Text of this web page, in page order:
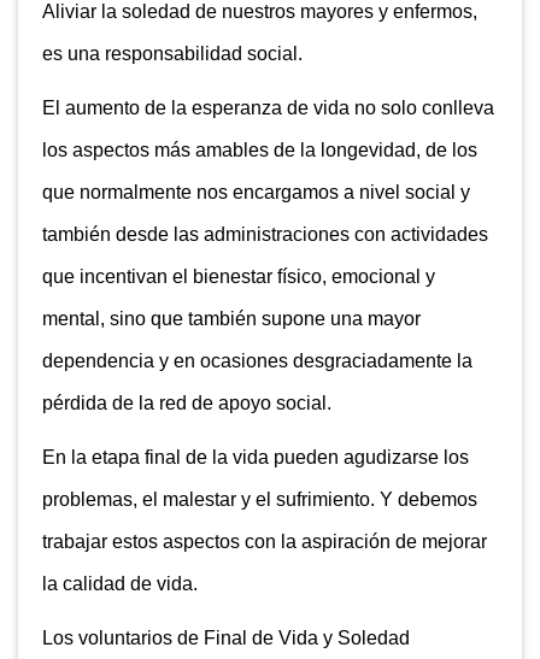
Aliviar la soledad de nuestros mayores y enfermos,
es una responsabilidad social.
El aumento de la esperanza de vida no solo conlleva
los aspectos más amables de la longevidad, de los
que normalmente nos encargamos a nivel social y
también desde las administraciones con actividades
que incentivan el bienestar físico, emocional y
mental, sino que también supone una mayor
dependencia y en ocasiones desgraciadamente la
pérdida de la red de apoyo social.
En la etapa final de la vida pueden agudizarse los
problemas, el malestar y el sufrimiento. Y debemos
trabajar estos aspectos con la aspiración de mejorar
la calidad de vida.
Los voluntarios de Final de Vida y Soledad